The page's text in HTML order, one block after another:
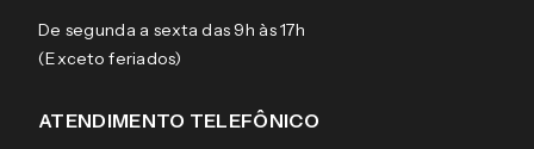
Aviso de privacidade
Termos e condições de uso
Pagamentos
Garantias
Tecnol
Arnette
Burberry
Óculos de sol
Lentes de contato
De segunda a sexta das 9h às 17h
(Exceto feriados)
ATENDIMENTO TELEFÔNICO